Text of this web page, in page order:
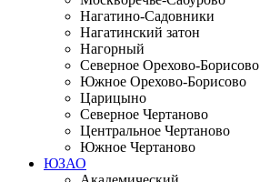
Нагатино-Садовники
Нагатинский затон
Нагорный
Северное Орехово-Борисово
Южное Орехово-Борисово
Царицыно
Северное Чертаново
Центральное Чертаново
Южное Чертаново
ЮЗАО